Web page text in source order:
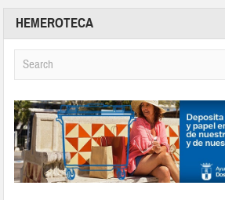
HEMEROTECA